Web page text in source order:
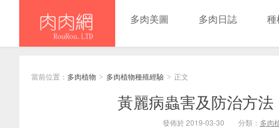
多肉美圖 多肉日誌 種
當前位置： 多肉植物 > 多肉植物種殖經驗 > 正文
黃麗病蟲害及防治方
發佈於 2019-03-30 分類： 多肉